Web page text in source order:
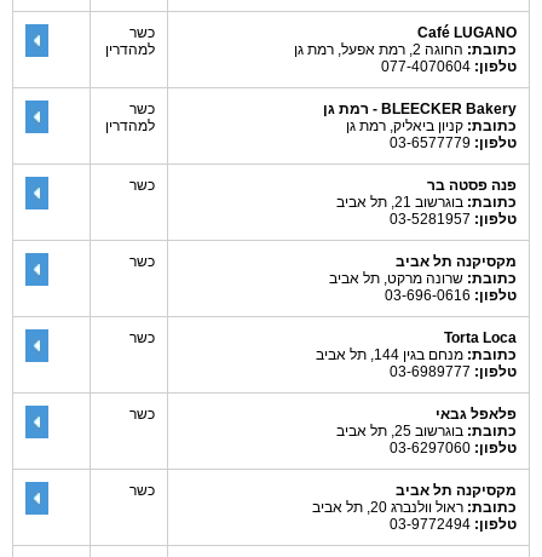
Café LUGANO
כתובת: החוגה 2, רמת אפעל, רמת גן
טלפון:
כשר
למהדרין
BLEECKER Bakery - רמת גן
כתובת: קניון ביאליק, רמת גן
טלפון:
כשר
למהדרין
פנה פסטה בר
כתובת: בוגרשוב 21, תל אביב
טלפון:
כשר
מקסיקנה תל אביב
כתובת: שרונה מרקט, תל אביב
טלפון:
כשר
Torta Loca
כתובת: מנחם בגין 144, תל אביב
טלפון:
כשר
פלאפל גבאי
כתובת: בוגרשוב 25, תל אביב
טלפון:
כשר
מקסיקנה תל אביב
כתובת: ראול וולנברג 20, תל אביב
טלפון:
כשר